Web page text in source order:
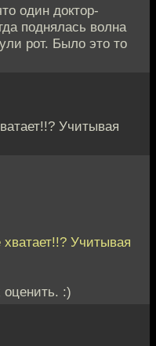
один доктор-
поднялась волна
рот. Было это то
Учитывая
Учитывая
:)